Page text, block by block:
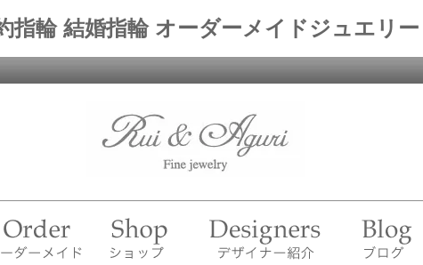
指輪 結婚指輪 オーダーメイドジュエリー